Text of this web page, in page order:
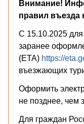
Внимание!
правил въезда
С 15.10.2025 для
заранее
(ETA) https://
въезжающих
Оформить
не позднее, чем
Для граждан